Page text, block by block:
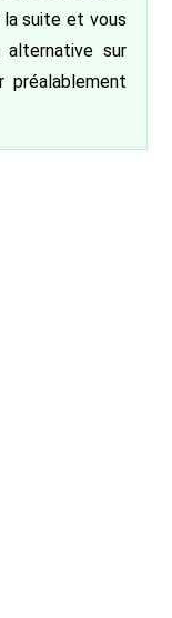
la suite et vous
sur
préalablement